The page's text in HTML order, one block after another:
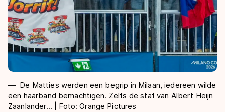
De Matties werden een begrip in Milaan, iedereen wilde
een haarband bemachtigen. Zelfs de staf van Albert Heijn
Zaanlander... | Foto: Orange Pictures